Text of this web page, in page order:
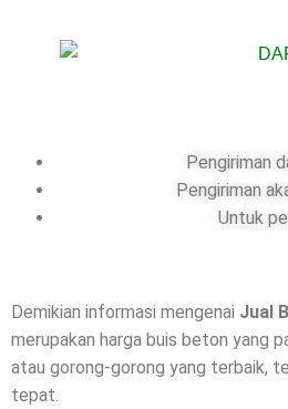
Pengiriman
Pengiriman
Untuk
Demikian informasi mengenai Jual
merupakan harga buis beton yang
atau gorong-gorong yang terbaik,
tepat.